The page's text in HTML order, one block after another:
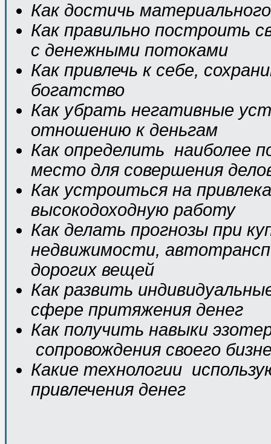
Как достичь
Как правильно построить
с денежными потоками
Как привлечь к себе,
богатство
Как убрать негативные
отношению к деньгам
Как определить наиболее
место для совершения
Как устроиться на
высокодоходную работу
Как делать прогнозы при
недвижимости,
дорогих вещей
Как развить
сфере притяжения денег
Как получить навыки
сопровождения своего
Какие технологии
привлечения денег